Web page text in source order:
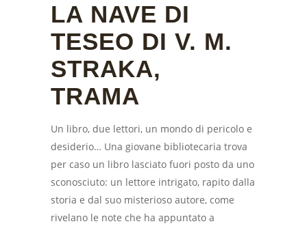
LA NAVE DI
TESEO DI V. M.
STRAKA,
TRAMA
Un libro, due lettori, un mondo di pericolo e
desiderio… Una giovane bibliotecaria trova
per caso un libro lasciato fuori posto da uno
sconosciuto: un lettore intrigato, rapito dalla
storia e dal suo misterioso autore, come
rivelano le note che ha appuntato a